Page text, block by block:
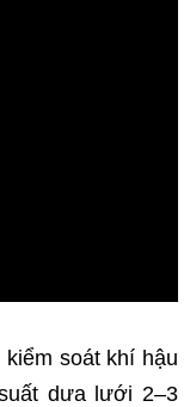
soát khí hậu
dưa lưới 2–3